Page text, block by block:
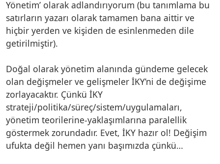
Yönetim’ olarak adlandırıyorum (bu tanımlama bu
satırların yazarı olarak tamamen bana aittir ve
hiçbir yerden ve kişiden de esinlenmeden dile
getirilmiştir).
Doğal olarak yönetim alanında gündeme gelecek
olan değişmeler ve gelişmeler İKY’ni de değişime
zorlayacaktır. Çünkü İKY
strateji/politika/süreç/sistem/uygulamaları,
yönetim teorilerine-yaklaşımlarına paralellik
göstermek zorundadır. Evet, İKY hazır ol! Değişim
ufukta değil hemen yanı başımızda çünkü…